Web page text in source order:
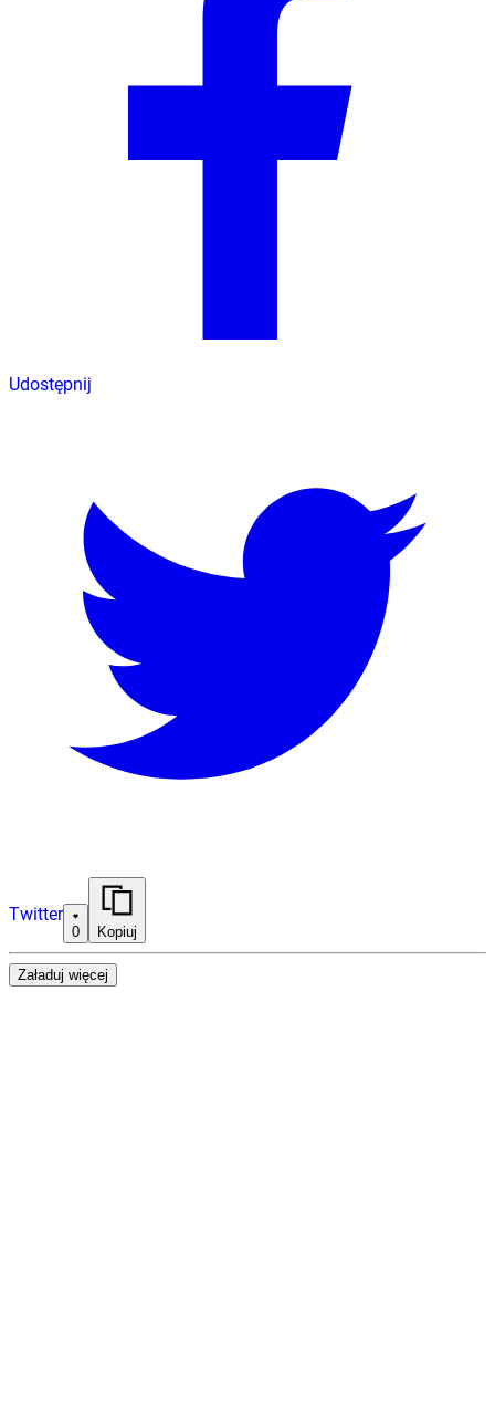
Udostępnij
Twitter
0 Kopiuj
Załaduj więcej